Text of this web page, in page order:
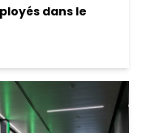
dans le